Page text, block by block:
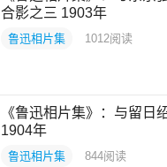
合影之三 1903年
鲁迅相片集 1012阅读
《鲁迅相片集》：与留日
1904年
鲁迅相片集 844阅读